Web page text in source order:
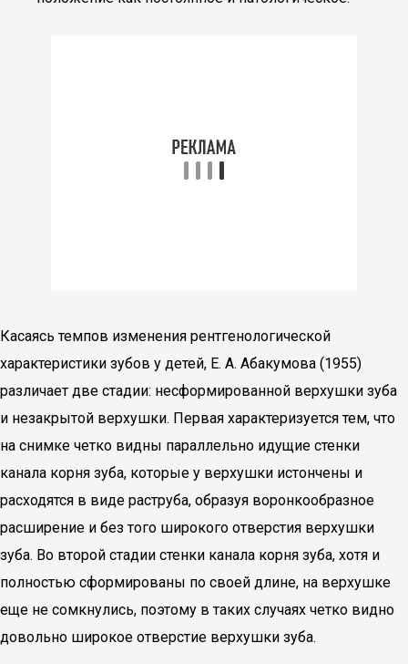
Касаясь темпов изменения рентгенологической
характеристики зубов у детей, Е. А. Абакумова (1955)
различает две стадии: несформированной верхушки зуба
и незакрытой верхушки. Первая характеризуется тем, что
на снимке четко видны параллельно идущие стенки
канала корня зуба, которые у верхушки истончены и
расходятся в виде раструба, образуя воронкообразное
расширение и без того широкого отверстия верхушки
зуба. Во второй стадии стенки канала корня зуба, хотя и
полностью сформированы по своей длине, на верхушке
еще не сомкнулись, поэтому в таких случаях четко видно
довольно широкое отверстие верхушки зуба.